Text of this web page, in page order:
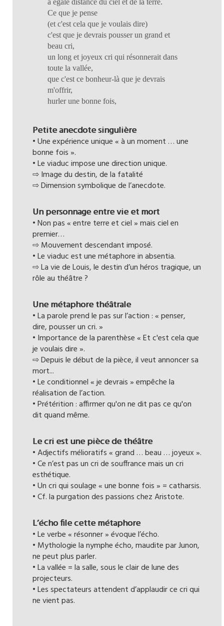
à égale distance du ciel et de la terre.
Ce que je pense
(et c'est cela que je voulais dire)
c'est que je devrais pousser un grand et
beau cri,
un long et joyeux cri qui résonnerait dans
toute la vallée,
que c'est ce bonheur-là que je devrais
m'offrir,
hurler une bonne fois,
Petite anecdote singulière
• Une expérience unique « à un moment … une
bonne fois ».
• Le viaduc impose une direction unique.
⇨ Image du destin, de la fatalité
⇨ Dimension symbolique de l’anecdote.
Un personnage entre vie et mort
• Non pas « entre terre et ciel » mais ciel en
premier…
⇨ Mouvement descendant imposé.
• Le viaduc est une métaphore in absentia.
⇨ La vie de Louis, le destin d’un héros tragique, un
rôle au théâtre ?
Une métaphore théâtrale
• La parole prend le pas sur l’action : « penser,
dire, pousser un cri. »
• Importance de la parenthèse « Et c'est cela que
je voulais dire ».
⇨ Depuis le début de la pièce, il veut annoncer sa
mort...
• Le conditionnel « je devrais » empêche la
réalisation de l’action.
• Prétérition : affirmer qu'on ne dit pas ce qu'on
dit quand même.
Le cri est une pièce de théâtre
• Adjectifs mélioratifs « grand … beau … joyeux ».
• Ce n’est pas un cri de souffrance mais un cri
esthétique.
• Un cri qui soulage « une bonne fois » = catharsis.
• Cf. la purgation des passions chez Aristote.
L’écho file cette métaphore
• Le verbe « résonner » évoque l’écho.
• Mythologie la nymphe écho, maudite par Junon,
ne peut plus parler.
• La vallée = la salle, sous le clair de lune des
projecteurs.
• Les spectateurs attendent d’applaudir ce cri qui
ne vient pas.